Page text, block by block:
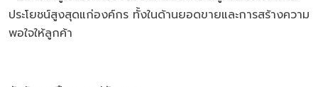
ประโยชน์สูงสุดแก่องค์กร ทั้งในด้านยอดขายและการสร้างความ
พอใจให้ลูกค้า